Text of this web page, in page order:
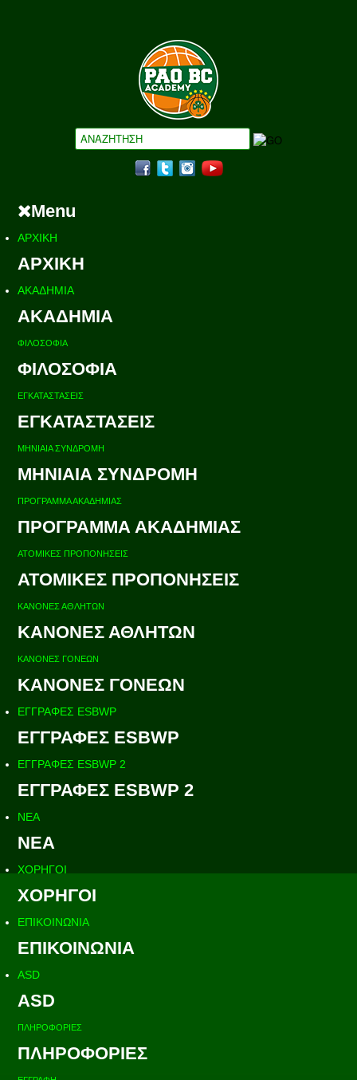
Menu
ΑΡΧΙΚΗ
ΑΡΧΙΚΗ
ΑΚΑΔΗΜΙΑ
ΑΚΑΔΗΜΙΑ
ΦΙΛΟΣΟΦΙΑ
ΦΙΛΟΣΟΦΙΑ
ΕΓΚΑΤΑΣΤΑΣΕΙΣ
ΕΓΚΑΤΑΣΤΑΣΕΙΣ
ΜΗΝΙΑΙΑ ΣΥΝΔΡΟΜΗ
ΜΗΝΙΑΙΑ ΣΥΝΔΡΟΜΗ
ΠΡΟΓΡΑΜΜΑ ΑΚΑΔΗΜΙΑΣ
ΠΡΟΓΡΑΜΜΑ ΑΚΑΔΗΜΙΑΣ
ΑΤΟΜΙΚΕΣ ΠΡΟΠΟΝΗΣΕΙΣ
ΑΤΟΜΙΚΕΣ ΠΡΟΠΟΝΗΣΕΙΣ
ΚΑΝΟΝΕΣ ΑΘΛΗΤΩΝ
ΚΑΝΟΝΕΣ ΑΘΛΗΤΩΝ
ΚΑΝΟΝΕΣ ΓΟΝΕΩΝ
ΚΑΝΟΝΕΣ ΓΟΝΕΩΝ
ΕΓΓΡΑΦΕΣ ESBWP
ΕΓΓΡΑΦΕΣ ESBWP
ΕΓΓΡΑΦΕΣ ESBWP 2
ΕΓΓΡΑΦΕΣ ESBWP 2
ΝΕΑ
ΝΕΑ
ΧΟΡΗΓΟΙ
ΧΟΡΗΓΟΙ
ΕΠΙΚΟΙΝΩΝΙΑ
ΕΠΙΚΟΙΝΩΝΙΑ
ASD
ASD
ΠΛΗΡΟΦΟΡΙΕΣ
ΠΛΗΡΟΦΟΡΙΕΣ